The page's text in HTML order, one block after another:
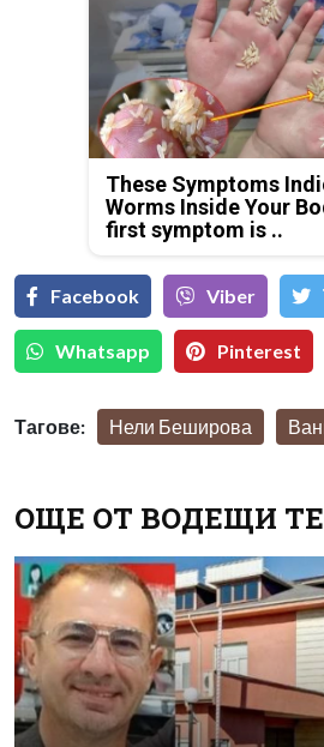
These Symptoms
Worms Inside Your
first symptom is ..
Facebook Viber
Whatsapp Pinterest
Тагове: Нели Беширова
ОЩЕ ОТ ВОДЕЩИ